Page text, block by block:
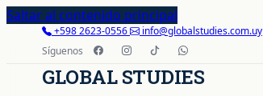
Saltar al contenido principal
+598 2623-0556
info@globalstudies.com.uy
Síguenos
GLOBAL STUDIES